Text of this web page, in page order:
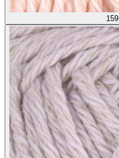
159